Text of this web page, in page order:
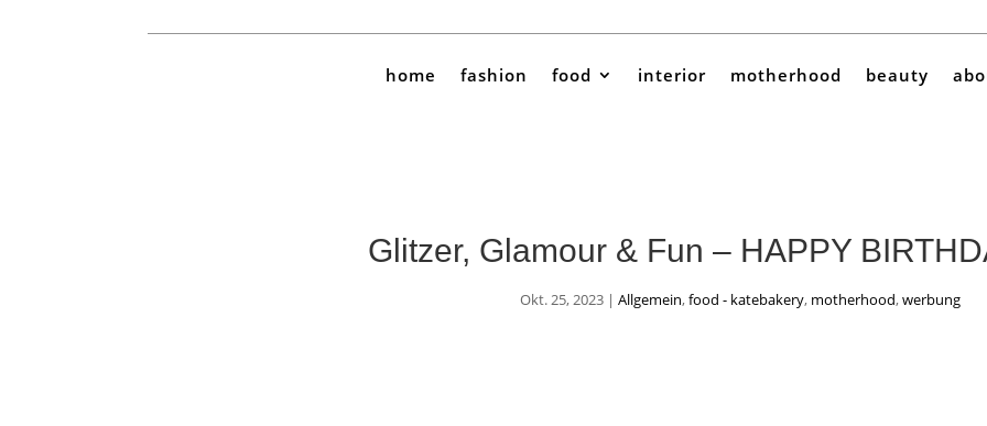
home fashion food interior motherhood beauty
Glitzer, Glamour & Fun – HAPPY
Okt. 25, 2023 | Allgemein,food - katebakery, motherhood,werbung